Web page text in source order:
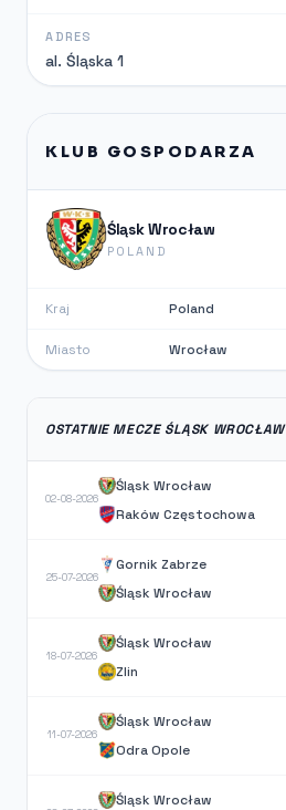
ADRES
al. Śląska 1
KLUB GOSPODARZA
Śląsk Wrocław
POLAND
Kraj Poland
Miasto Wrocław
OSTATNIE MECZE ŚLĄSK WROCŁAW
02-08-2026
Śląsk Wrocław
Raków Częstochowa
25-07-2026
Gornik Zabrze
Śląsk Wrocław
18-07-2026
Śląsk Wrocław
Zlin
11-07-2026
Śląsk Wrocław
Odra Opole
Śląsk Wrocław